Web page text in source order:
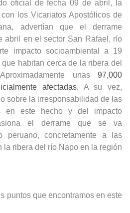
oficial de fecha 09 de abril, la
los Vicariatos Apostólicos de
advertían que el derrame
abril en el sector San Rafael, río
impacto socioambiental a 19
habitan cerca de la ribera del
unas 97,000
afectadas. A su vez,
sobre la irresponsabilidad de las
en este hecho y del impacto
el derrame que se va
peruano, concretamente a las
la ribera del río Napo en la región
puntos que encontramos en este